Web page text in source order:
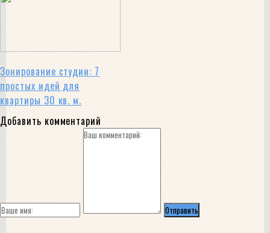
Зонирование студии: 7
простых идей для
квартиры 30 кв. м.
Добавить комментарий